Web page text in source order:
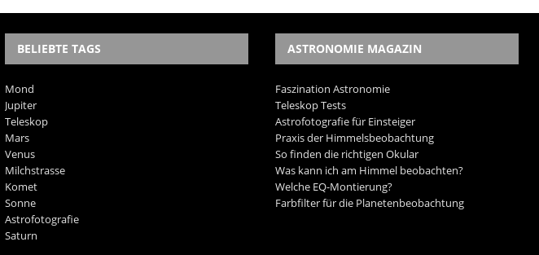
BELIEBTE TAGS
Mond
Jupiter
Teleskop
Mars
Venus
Milchstrasse
Komet
Sonne
Astrofotografie
Saturn
ASTRONOMIE MAGAZIN
Faszination Astronomie
Teleskop Tests
Astrofotografie für Einsteiger
Praxis der Himmelsbeobachtung
So finden die richtigen Okular
Was kann ich am Himmel beobachten?
Welche EQ-Montierung?
Farbfilter für die Planetenbeobachtung